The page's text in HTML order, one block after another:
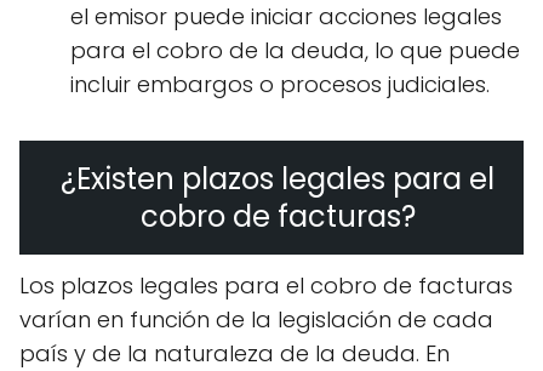
el emisor puede iniciar acciones legales
para el cobro de la deuda, lo que puede
incluir embargos o procesos judiciales.
¿Existen plazos legales para el
cobro de facturas?
Los plazos legales para el cobro de facturas
varían en función de la legislación de cada
país y de la naturaleza de la deuda. En